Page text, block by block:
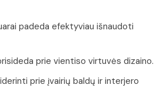
padeda efektyviau išnaudoti
prie vientiso virtuvės dizaino.
prie įvairių baldų ir interjero